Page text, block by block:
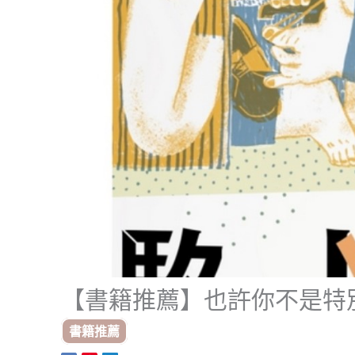
【書籍推薦】也許你不是
書籍推薦